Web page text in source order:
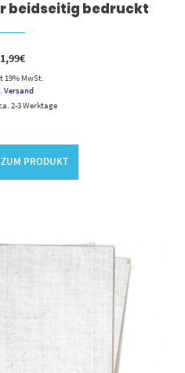
beidseitig bedruckt
€
19% MwSt.
Versand
2-3 Werktage
PRODUKT